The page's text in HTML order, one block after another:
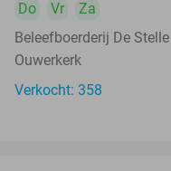
Do Vr
Za
Beleefboerderij De Stelle
Ouwerkerk
Verkocht: 358